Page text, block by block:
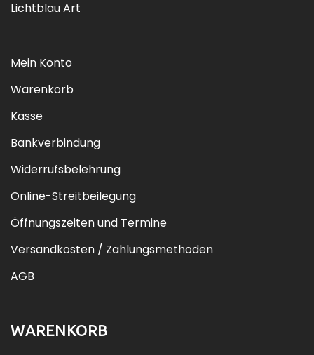
Lichtblau Art
Mein Konto
Warenkorb
Kasse
Bankverbindung
Widerrufsbelehrung
Online-Streitbeilegung
Öffnungszeiten und Termine
Versandkosten / Zahlungsmethoden
AGB
WARENKORB